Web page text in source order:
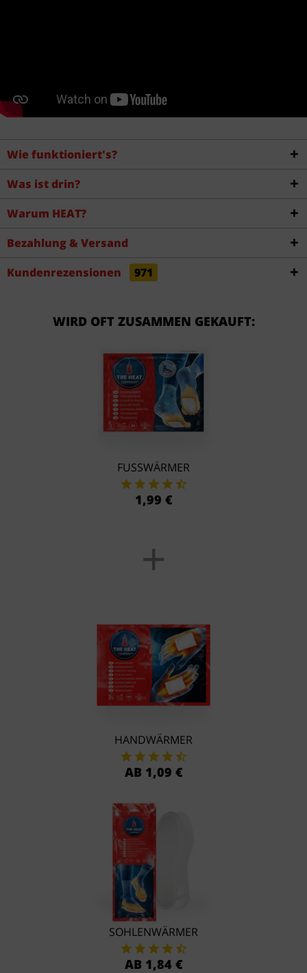
Wie funktioniert's?
Was ist drin?
Warum HEAT?
Bezahlung & Versand
Kundenrezensionen
971
WIRD OFT ZUSAMMEN GEKAUFT:
FUSSWÄRMER
1,99 €
+
HANDWÄRMER
AB 1,09 €
SOHLENWÄRMER
AB 1,84 €